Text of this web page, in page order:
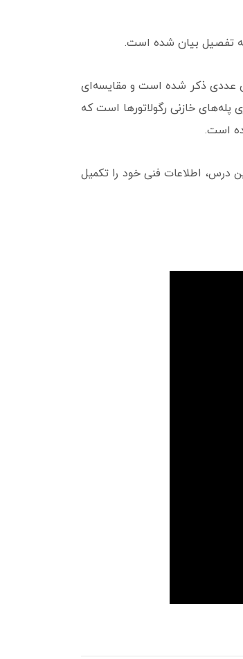
به تفصیل بیان شده است.
عددی ذکر شده است و مقایسه‌ای
خازنی رگولاتورها است که
است.
درس، اطلاعات فنی خود را تکمیل